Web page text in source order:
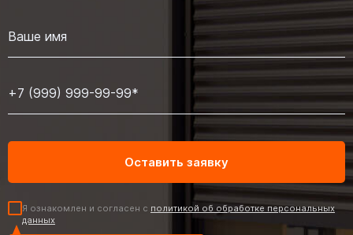
Я ознакомлен и согласен с политикой об обработке персональных
данных